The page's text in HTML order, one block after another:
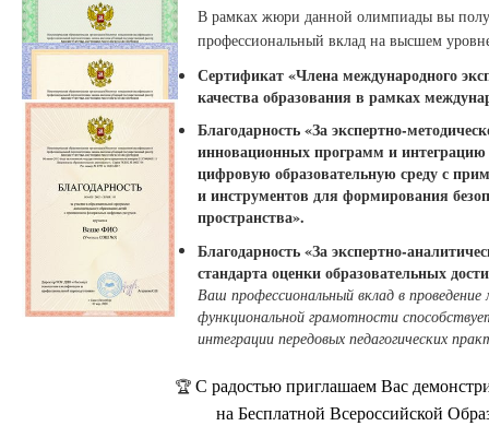
В рамках жюри данной олимпиады вы
профессиональный вклад на высшем
Сертификат «Члена международного
качества образования в рамках
Благодарность «За экспертно-
инновационных программ и интеграцию
цифровую образовательную среду с
и инструментов для формирования
пространства».
Благодарность «За экспертно-
стандарта оценки образовательных
Ваш профессиональный вклад в
функциональной грамотности
интеграции передовых педагогических
🏆 С радостью приглашаем Вас
на Бесплатной Всероссийской